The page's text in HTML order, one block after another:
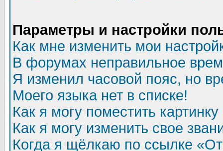
Параметры и настройки
Как мне изменить мои
В форумах неправильное
Я изменил часовой пояс, но
Моего языка нет в списке!
Как я могу поместить
Как я могу изменить свое
Когда я щёлкаю по ссылке